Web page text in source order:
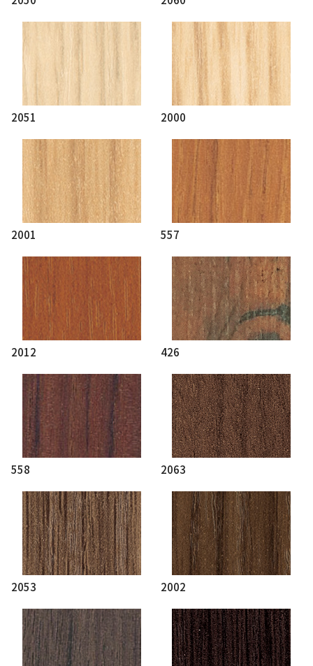
2051 2000
2001 557
2012 426
558 2063
2053 2002